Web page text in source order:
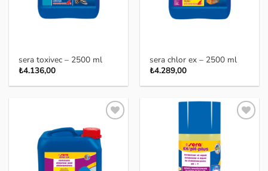
sera toxivec – 2500 ml
₺4.136,00
sera chlor ex – 2500 ml
₺4.289,00
Favoriye